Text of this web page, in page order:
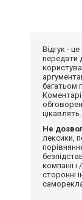
Відгук -
передати
багатьом
цікавлять.
Не
лексики,
компанії
сторонні